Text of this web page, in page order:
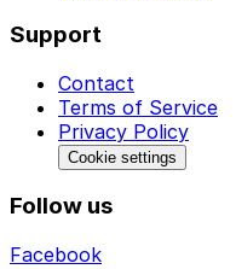
Support
Contact
Terms of Service
Privacy Policy
Cookie settings
Follow us
Facebook